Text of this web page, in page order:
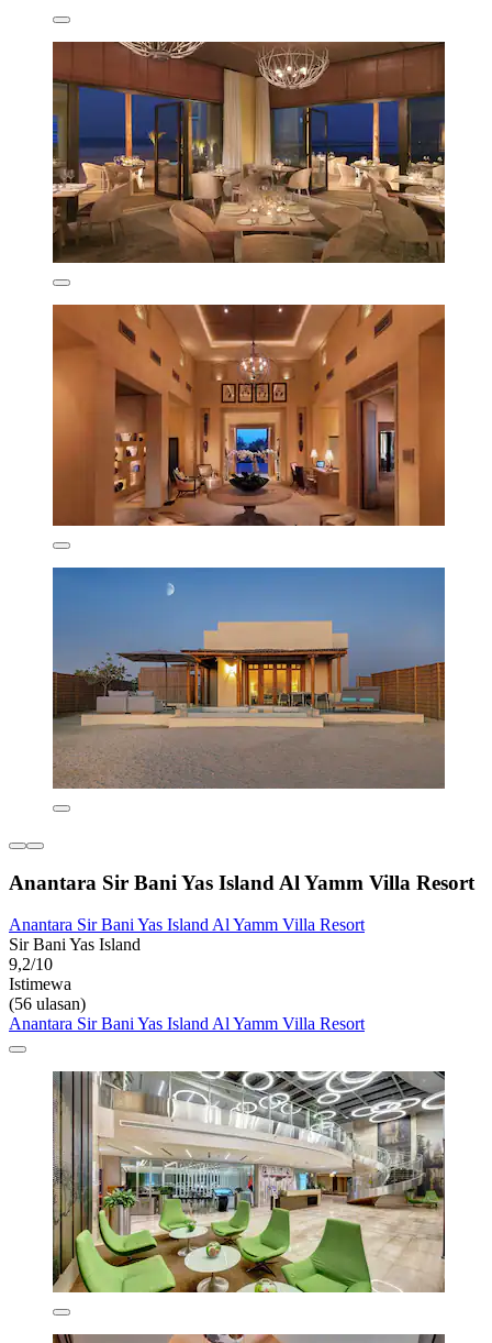
Anantara Sir Bani Yas Island Al Yamm Villa Resort
Anantara Sir Bani Yas Island Al Yamm Villa Resort
Sir Bani Yas Island
9,2/10
Istimewa
(56 ulasan)
Anantara Sir Bani Yas Island Al Yamm Villa Resort